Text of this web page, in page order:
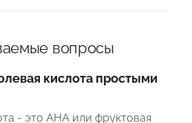
вопросы
кислота простыми
- это AHA или фруктовая